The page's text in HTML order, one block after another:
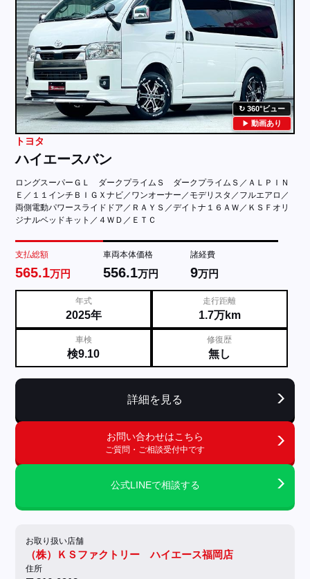
360°ビュー
動画あり
トヨタ
ハイエースバン
ロングスーパーＧＬ ダークプライムＳ ダークプライムＳ／ＡＬＰＩＮ
Ｅ／１１インチＢＩＧＸナビ／ワンオーナー／モデリスタ／フルエアロ／
両側電動パワースライドドア／ＲＡＹＳ／デイトナ１６ＡＷ／ＫＳＦオリ
ジナルベッドキット／４ＷＤ／ＥＴＣ
支払総額
565.1万円
車両本体価格
556.1万円
諸経費
9万円
年式
2025年
走行距離
1.7万km
車検
検9.10
修復歴
無し
詳細を見る
お問い合わせはこちら
ご質問・ご相談受付中です
公式LINEで相談する
お取り扱い店舗
（株）ＫＳファクトリー ハイエース福岡店
住所